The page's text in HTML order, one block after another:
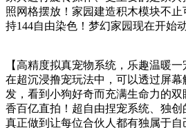
照网格摆放！家园建造积木模块不
持144自由染色！梦幻家园现在开始
【高精度拟真宠物系统，乐趣温暖一
在超沉浸撸宠玩法中，可以透过屏
发，看到小狗好奇而充满生命力的
香百亿直拍！超自由捏宠系统、独创
真正做到让每位合伙人都有独属于自